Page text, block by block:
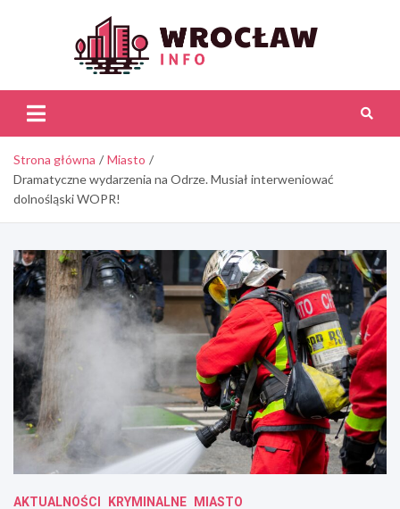
Strona główna
Miasto
Dramatyczne wydarzenia na Odrze. Musiał interweniować
dolnośląski WOPR!
AKTUALNOŚCI KRYMINALNE MIASTO